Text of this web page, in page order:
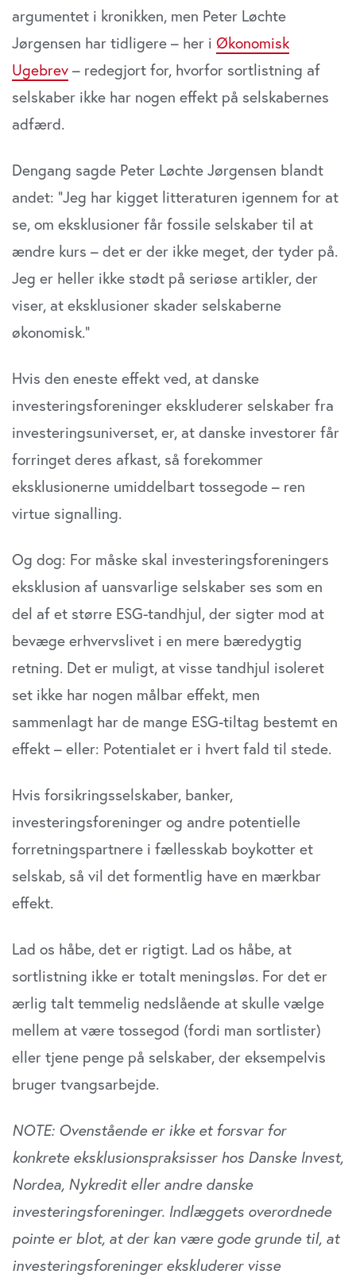
argumentet i kronikken, men Peter Løchte
Jørgensen har tidligere – her i Økonomisk
Ugebrev – redegjort for, hvorfor sortlistning af
selskaber ikke har nogen effekt på selskabernes
adfærd.
Dengang sagde Peter Løchte Jørgensen blandt
andet: ”Jeg har kigget litteraturen igennem for at
se, om eksklusioner får fossile selskaber til at
ændre kurs – det er der ikke meget, der tyder på.
Jeg er heller ikke stødt på seriøse artikler, der
viser, at eksklusioner skader selskaberne
økonomisk.”
Hvis den eneste effekt ved, at danske
investeringsforeninger ekskluderer selskaber fra
investeringsuniverset, er, at danske investorer får
forringet deres afkast, så forekommer
eksklusionerne umiddelbart tossegode – ren
virtue signalling.
Og dog: For måske skal investeringsforeningers
eksklusion af uansvarlige selskaber ses som en
del af et større ESG-tandhjul, der sigter mod at
bevæge erhvervslivet i en mere bæredygtig
retning. Det er muligt, at visse tandhjul isoleret
set ikke har nogen målbar effekt, men
sammenlagt har de mange ESG-tiltag bestemt en
effekt – eller: Potentialet er i hvert fald til stede.
Hvis forsikringsselskaber, banker,
investeringsforeninger og andre potentielle
forretningspartnere i fællesskab boykotter et
selskab, så vil det formentlig have en mærkbar
effekt.
Lad os håbe, det er rigtigt. Lad os håbe, at
sortlistning ikke er totalt meningsløs. For det er
ærlig talt temmelig nedslående at skulle vælge
mellem at være tossegod (fordi man sortlister)
eller tjene penge på selskaber, der eksempelvis
bruger tvangsarbejde.
NOTE: Ovenstående er ikke et forsvar for
konkrete eksklusionspraksisser hos Danske Invest,
Nordea, Nykredit eller andre danske
investeringsforeninger. Indlæggets overordnede
pointe er blot, at der kan være gode grunde til, at
investeringsforeninger ekskluderer visse